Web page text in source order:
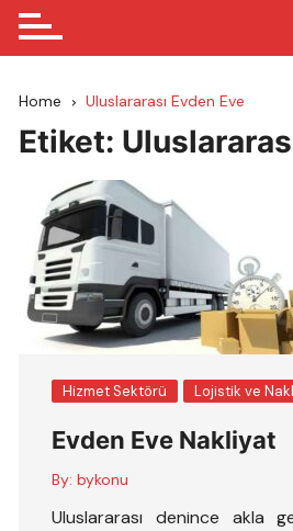
Home Uluslararası Evden Eve
Etiket:
Hizmet Sektörü Lojistik ve
Evden Eve Nakliyat
By: bykonu
Uluslararası denince akla